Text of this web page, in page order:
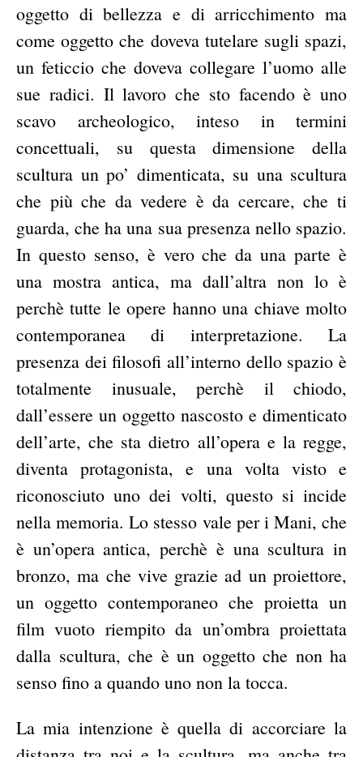
oggetto di bellezza e di arricchimento ma
come oggetto che doveva tutelare sugli spazi,
un feticcio che doveva collegare l’uomo alle
sue radici. Il lavoro che sto facendo è uno
scavo archeologico, inteso in termini
concettuali, su questa dimensione della
scultura un po’ dimenticata, su una scultura
che più che da vedere è da cercare, che ti
guarda, che ha una sua presenza nello spazio.
In questo senso, è vero che da una parte è
una mostra antica, ma dall’altra non lo è
perchè tutte le opere hanno una chiave molto
contemporanea di interpretazione. La
presenza dei filosofi all’interno dello spazio è
totalmente inusuale, perchè il chiodo,
dall’essere un oggetto nascosto e dimenticato
dell’arte, che sta dietro all’opera e la regge,
diventa protagonista, e una volta visto e
riconosciuto uno dei volti, questo si incide
nella memoria. Lo stesso vale per i Mani, che
è un’opera antica, perchè è una scultura in
bronzo, ma che vive grazie ad un proiettore,
un oggetto contemporaneo che proietta un
film vuoto riempito da un’ombra proiettata
dalla scultura, che è un oggetto che non ha
senso fino a quando uno non la tocca.
La mia intenzione è quella di accorciare la